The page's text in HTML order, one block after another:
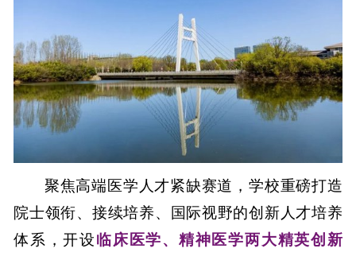
聚焦高端医学人才紧缺赛道，学校重磅打造
院士领衔、 接续培养、国际视野的创新 人才培养
体系，开设临床医学、精神医学两大精英创新